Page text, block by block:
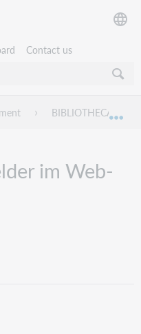
Contact us
BIBLIOTHECA
im Web-